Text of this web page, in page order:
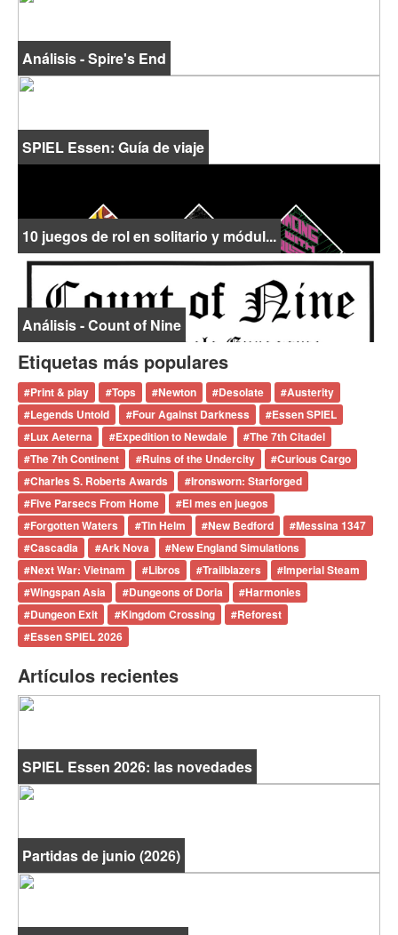
Análisis - Spire's End
SPIEL Essen: Guía de viaje
10 juegos de rol en solitario y módul...
Análisis - Count of Nine
Etiquetas más populares
#Print & play #Tops #Newton #Desolate #Austerity
#Legends Untold #Four Against Darkness #Essen SPIEL
#Lux Aeterna #Expedition to Newdale #The 7th Citadel
#The 7th Continent #Ruins of the Undercity #Curious Cargo
#Charles S. Roberts Awards #Ironsworn: Starforged
#Five Parsecs From Home #El mes en juegos
#Forgotten Waters #Tin Helm #New Bedford #Messina 1347
#Cascadia #Ark Nova #New England Simulations
#Next War: Vietnam #Libros #Trailblazers #Imperial Steam
#Wingspan Asia #Dungeons of Doria #Harmonies
#Dungeon Exit #Kingdom Crossing #Reforest
#Essen SPIEL 2026
Artículos recientes
SPIEL Essen 2026: las novedades
Partidas de junio (2026)